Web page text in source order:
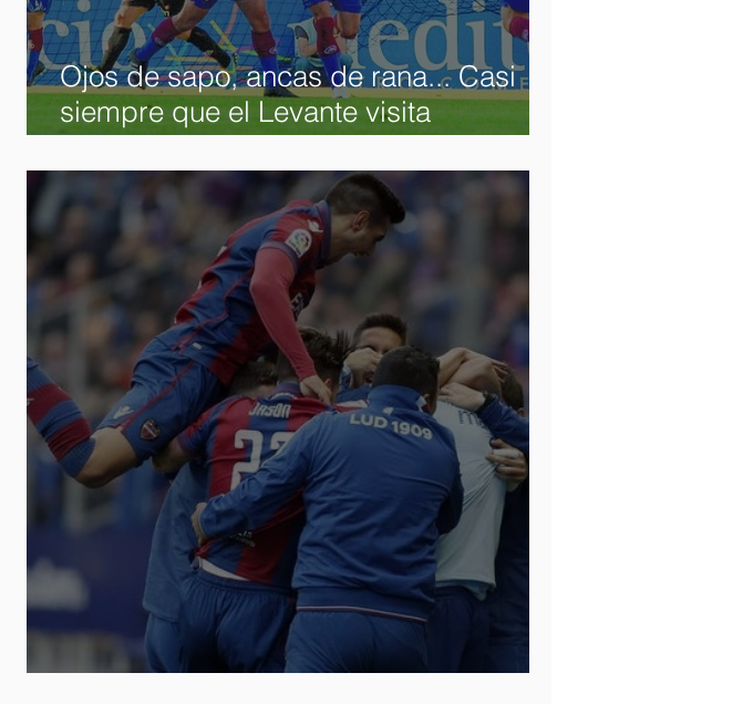
Ojos de sapo, ancas de rana... Casi
siempre que el Levante visita
Cartagena gana
Deja Vu del ascenso, pero sin ascenso